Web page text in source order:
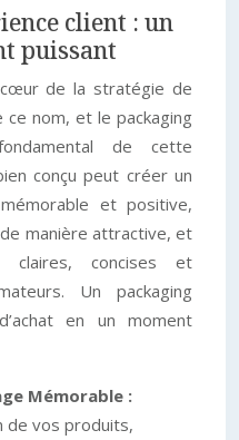
client : un
puissant
cœur de la stratégie de
nom, et le packaging
de cette
conçu peut créer un
et positive,
manière attractive, et
claires, concises et
Un packaging
en un moment
Mémorable :
de vos produits,